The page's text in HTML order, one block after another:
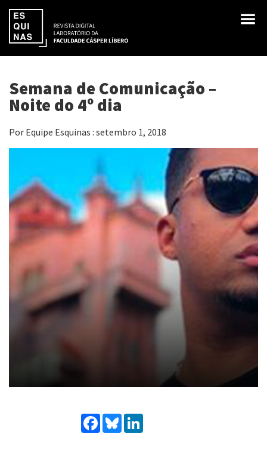
Semana de Comunicação –
Noite do 4º dia
Por Equipe Esquinas : setembro 1, 2018
Facebook
Bluesky